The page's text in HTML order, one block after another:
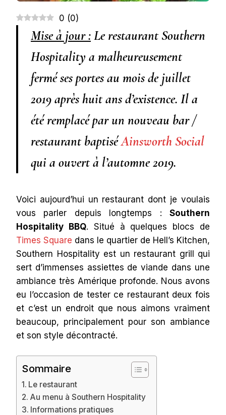
:
0 (0)
Mise à jour :Le restaurant Southern
Hospitality a malheureusement
fermé ses portes au mois de juillet
2019 après huit ans d’existence. Il a
été remplacé par un nouveau bar /
restaurant baptiséAinsworth Social
qui a ouvert à l’automne 2019.
Voici aujourd’hui un restaurant dont je voulais
vous parler depuis longtemps : Southern
Hospitality BBQ. Situé à quelques blocs de
Times Square dans le quartier de Hell’s Kitchen,
Southern Hospitality est un restaurant grill qui
sert d’immenses assiettes de viande dans une
ambiance très Amérique profonde. Nous avons
eu l’occasion de tester ce restaurant deux fois
et c’est un endroit que nous aimons vraiment
beaucoup, principalement pour son ambiance
et son style décontracté.
Sommaire
Le restaurant
Au menu à Southern Hospitality
Informations pratiques